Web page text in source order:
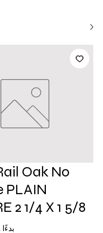
Oak No
PLAIN
2 1/4 X 1 5/8